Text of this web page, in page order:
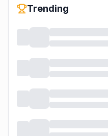
Trending